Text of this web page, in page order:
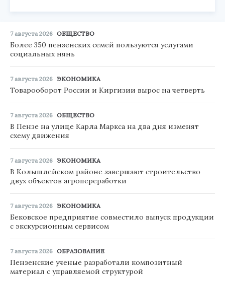
7 августа 2026 ОБЩЕСТВО
Более 350 пензенских семей пользуются услугами
социальных нянь
7 августа 2026 ЭКОНОМИКА
Товарооборот России и Киргизии вырос на четверть
7 августа 2026 ОБЩЕСТВО
В Пензе на улице Карла Маркса на два дня изменят
схему движения
7 августа 2026 ЭКОНОМИКА
В Колышлейском районе завершают строительство
двух объектов агропереработки
7 августа 2026 ЭКОНОМИКА
Бековское предприятие совместило выпуск продукции
с экскурсионным сервисом
7 августа 2026 ОБРАЗОВАНИЕ
Пензенские ученые разработали композитный
материал с управляемой структурой